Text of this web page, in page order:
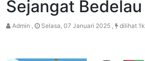
Sejangat Bedelau
Admin , Selasa, 07 Januari 2025 , dilihat 1k